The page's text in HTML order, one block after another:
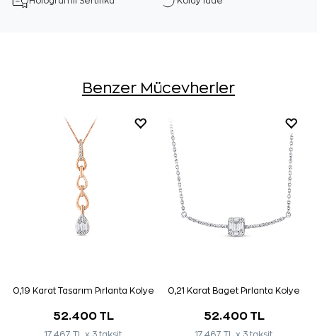
Benzer Mücevherler
0,19 Karat Tasarım Pırlanta Kolye
52.400 TL
0,21 Karat Baget Pırlanta Kolye
52.400 TL